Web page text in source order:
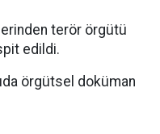
terör örgütü
edildi.
örgütsel doküman